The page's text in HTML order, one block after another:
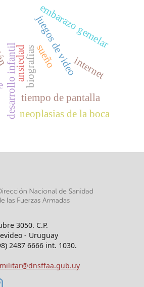
biografíasjuegos de video
ansiedad
desarrollo infantil internet
sueño
tiempo de pantalla
neoplasias de la boca
embarazo gemelar
3050. C.P.
- Uruguay
2487 6666 int. 1030.